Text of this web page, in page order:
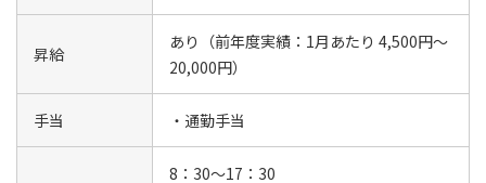
昇給
あり（前年度実績：1月あたり 4,500円〜
20,000円）
手当 ・通勤手当
8：30～17：30